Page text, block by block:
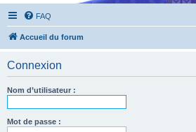
FAQ
Accueil du forum
Connexion
Nom d’utilisateur :
Mot de passe :